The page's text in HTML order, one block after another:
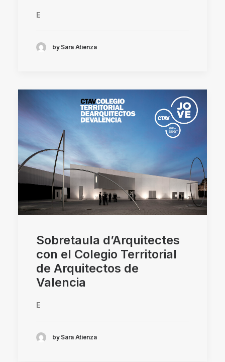
E
by Sara Atienza
Sobretaula d’Arquitectes
con el Colegio Territorial
de Arquitectos de
Valencia
E
by Sara Atienza